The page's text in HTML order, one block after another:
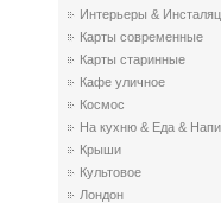
Интерьеры &
Карты современные
Карты старинные
Кафе уличное
Космос
На кухню & Еда &
Крыши
Культовое
Лондон